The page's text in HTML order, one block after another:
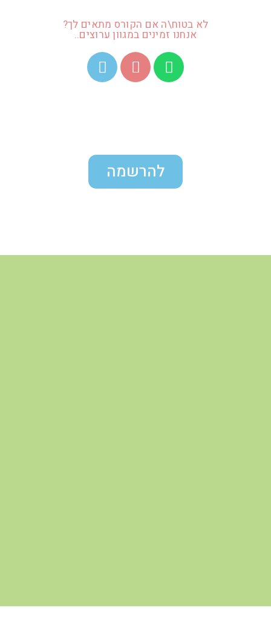
לא בטוח\ה אם הקורס מתאים לך?
אנחנו זמינים במגוון ערוצים..
להרשמה